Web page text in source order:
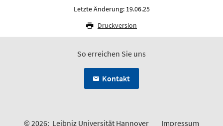
Letzte Änderung: 19.06.25
Druckversion
So erreichen Sie uns
Kontakt
© 2026: Leibniz Universität Hannover Impressum